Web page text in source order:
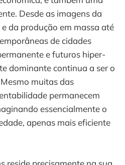
Desde as imagens da
da produção em massa até
de cidades
e futuros hiper-
dominante continua a ser o
muitas das
permanecem
essencialmente o
apenas mais eficiente